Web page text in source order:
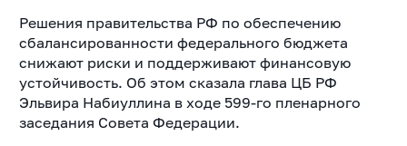
Решения правительства РФ по обеспечению
сбалансированности федерального бюджета
снижают риски и поддерживают финансовую
устойчивость. Об этом сказала глава ЦБ РФ
Эльвира Набиуллина в ходе 599-го пленарного
заседания Совета Федерации.